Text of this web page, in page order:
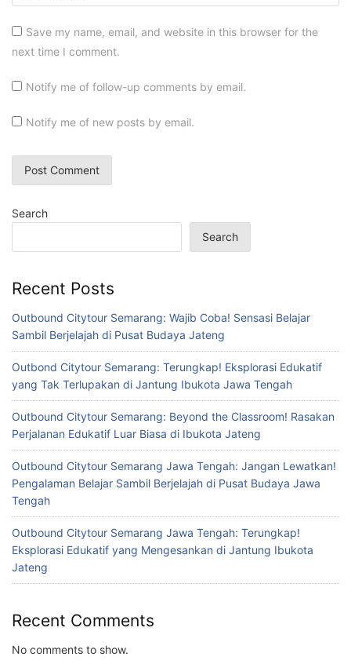
Save my name, email, and website in this browser for the
next time I comment.
Notify me of follow-up comments by email.
Notify me of new posts by email.
Search
Search
Recent Posts
Outbound Citytour Semarang: Wajib Coba! Sensasi Belajar
Sambil Berjelajah di Pusat Budaya Jateng
Outbond Citytour Semarang: Terungkap! Eksplorasi Edukatif
yang Tak Terlupakan di Jantung Ibukota Jawa Tengah
Outbound Citytour Semarang: Beyond the Classroom! Rasakan
Perjalanan Edukatif Luar Biasa di Ibukota Jateng
Outbound Citytour Semarang Jawa Tengah: Jangan Lewatkan!
Pengalaman Belajar Sambil Berjelajah di Pusat Budaya Jawa
Tengah
Outbound Citytour Semarang Jawa Tengah: Terungkap!
Eksplorasi Edukatif yang Mengesankan di Jantung Ibukota
Jateng
Recent Comments
No comments to show.